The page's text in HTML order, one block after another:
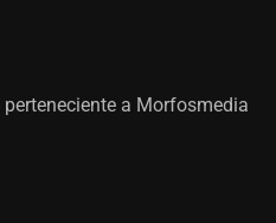
a Morfosmedia